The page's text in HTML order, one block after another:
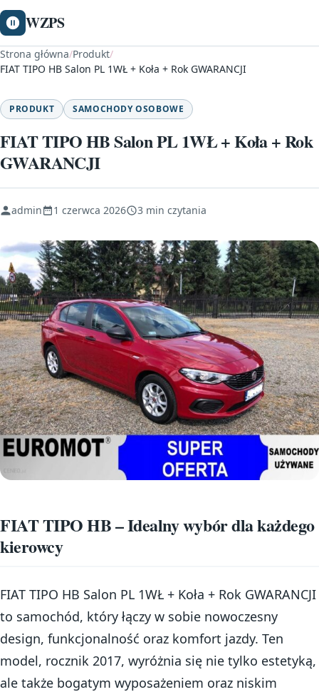
WZPS
Strona główna/Produkt/
FIAT TIPO HB Salon PL 1WŁ + Koła + Rok GWARANCJI
PRODUKT SAMOCHODY OSOBOWE
FIAT TIPO HB Salon PL 1WŁ + Koła + Rok
GWARANCJI
admin 1 czerwca 2026 3 min czytania
FIAT TIPO HB – Idealny wybór dla każdego
kierowcy
FIAT TIPO HB Salon PL 1WŁ + Koła + Rok GWARANCJI
to samochód, który łączy w sobie nowoczesny
design, funkcjonalność oraz komfort jazdy. Ten
model, rocznik 2017, wyróżnia się nie tylko estetyką,
ale także bogatym wyposażeniem oraz niskim